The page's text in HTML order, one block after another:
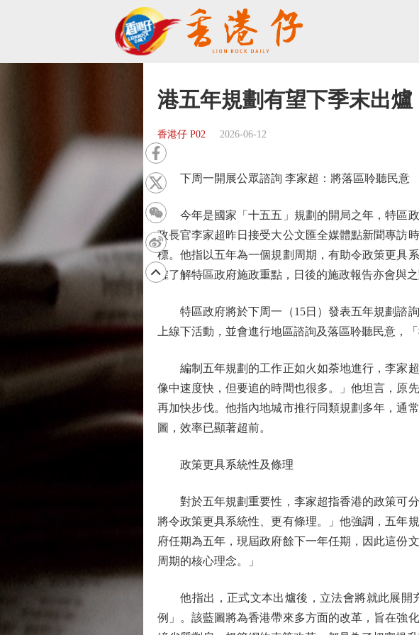
港五年規劃有望下季末出爐
香港仔 P02 2026-06-12
下周一開展公眾諮詢 李家超：將落區聆聽民意
今年是國家「十五五」規劃的開局之年，特區政
政長官李家超昨日接受大公文匯全媒體點新聞專訪
標。他指以五年為一個規劃周期，有助令政策更具
確了解特區政府施政重點，日後的施政報告亦會與之
特區政府將於下周一（15日）發表五年規劃諮詢
上線下活動，並會進行地區諮詢及落區聆聽民意，
編制五年規劃的工作正如火如荼地進行，李家超
像中速度快，但要追的時間也很多。」他坦言，原
再加快步伐。他指內地城市推行同類規劃多年，通
圖，效率已顯著超前。
政策更具系統性及條理
對於五年規劃重要性，李家超指香港的政策可分
將令政策更具系統性、更有條理。」他強調，五年
府任期為五年，現屆政府餘下一年任期，因此這份
周期的核心理念。」
他指出，正式文本出爐後，立法會將就此展開
例」。該藍圖將為香港帶來多方面的改革，旨在強